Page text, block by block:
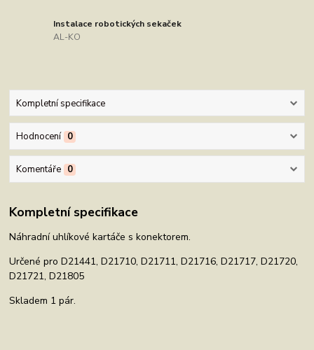
Instalace robotických sekaček
AL-KO
Kompletní specifikace
Hodnocení 0
Komentáře 0
Kompletní specifikace
Náhradní uhlíkové kartáče s konektorem.
Určené pro D21441, D21710, D21711, D21716, D21717, D21720,
D21721, D21805
Skladem 1 pár.